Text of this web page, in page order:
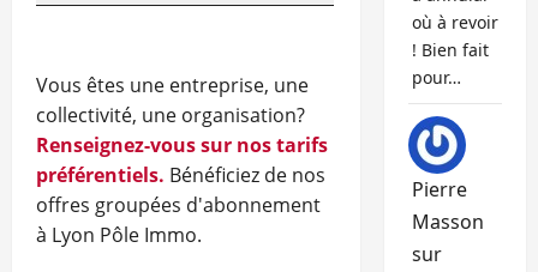
Vous êtes une entreprise, une
collectivité, une organisation?
Renseignez-vous sur nos tarifs
préférentiels. Bénéficiez de nos
offres groupées d'abonnement
à Lyon Pôle Immo.
où à revoir
! Bien fait
pour…
Pierre
Masson
sur